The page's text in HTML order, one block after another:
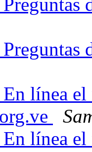
línea el
línea el